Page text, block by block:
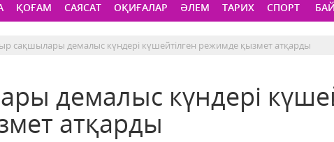
ҚОҒАМ САЯСАТ ОҚИҒАЛАР ӘЛЕМ ТАРИХ СПОРТ
сақшылары демалыс күндері күшейтілген режимде қызмет атқарды
демалыс күндері
атқарды